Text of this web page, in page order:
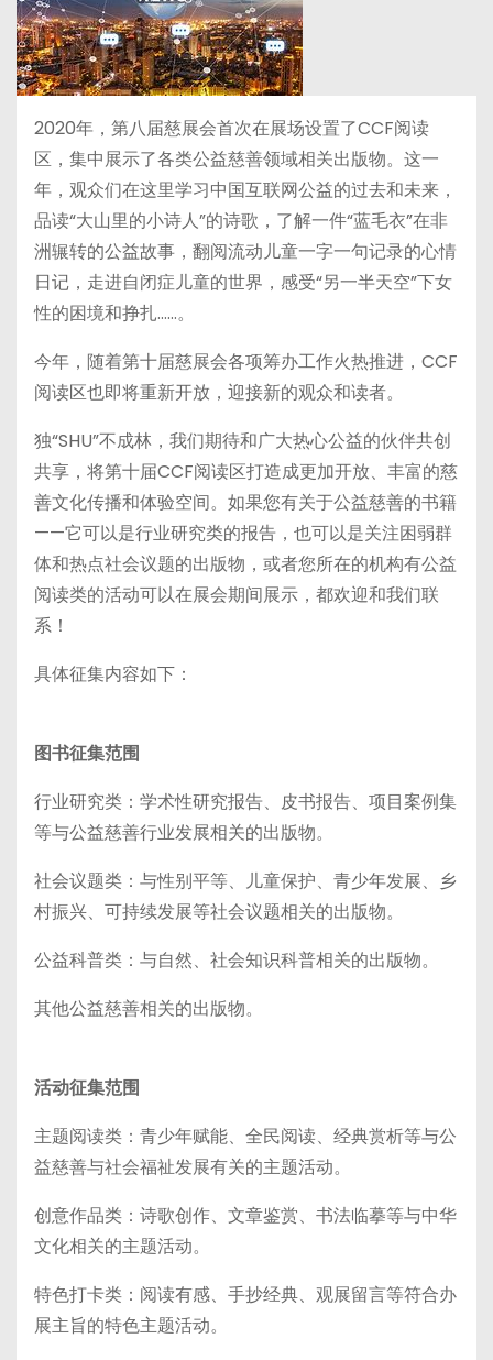
2020年，第八届慈展会首次在展场设置了CCF阅读
区，集中展示了各类公益慈善领域相关出版物。这一
年，观众们在这里学习中国互联网公益的过去和未来，
品读“大山里的小诗人”的诗歌，了解一件“蓝毛衣”在非
洲辗转的公益故事，翻阅流动儿童一字一句记录的心情
日记，走进自闭症儿童的世界，感受“另一半天空”下女
性的困境和挣扎……。
今年，随着第十届慈展会各项筹办工作火热推进，CCF
阅读区也即将重新开放，迎接新的观众和读者。
独“SHU”不成林，我们期待和广大热心公益的伙伴共创
共享，将第十届CCF阅读区打造成更加开放、丰富的慈
善文化传播和体验空间。如果您有关于公益慈善的书籍
——它可以是行业研究类的报告，也可以是关注困弱群
体和热点社会议题的出版物，或者您所在的机构有公益
阅读类的活动可以在展会期间展示，都欢迎和我们联
系！
具体征集内容如下：
图书征集范围
行业研究类：学术性研究报告、皮书报告、项目案例集
等与公益慈善行业发展相关的出版物。
社会议题类：与性别平等、儿童保护、青少年发展、乡
村振兴、可持续发展等社会议题相关的出版物。
公益科普类：与自然、社会知识科普相关的出版物。
其他公益慈善相关的出版物。
活动征集范围
主题阅读类：青少年赋能、全民阅读、经典赏析等与公
益慈善与社会福祉发展有关的主题活动。
创意作品类：诗歌创作、文章鉴赏、书法临摹等与中华
文化相关的主题活动。
特色打卡类：阅读有感、手抄经典、观展留言等符合办
展主旨的特色主题活动。